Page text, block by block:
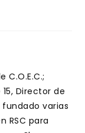
Director de
fundado varias
RSC para